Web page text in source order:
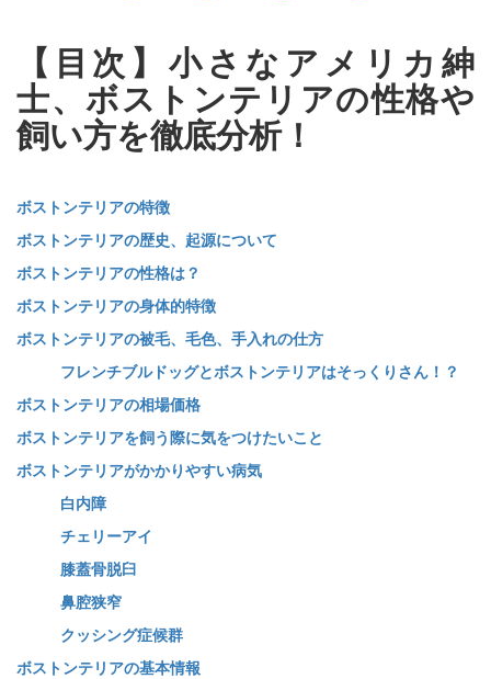
【目次】小さなアメリカ紳
士、ボストンテリアの性格や
飼い方を徹底分析！
ボストンテリアの特徴
ボストンテリアの歴史、起源について
ボストンテリアの性格は？
ボストンテリアの身体的特徴
ボストンテリアの被毛、毛色、手入れの仕方
フレンチブルドッグとボストンテリアはそっくりさん！？
ボストンテリアの相場価格
ボストンテリアを飼う際に気をつけたいこと
ボストンテリアがかかりやすい病気
白内障
チェリーアイ
膝蓋骨脱臼
鼻腔狭窄
クッシング症候群
ボストンテリアの基本情報